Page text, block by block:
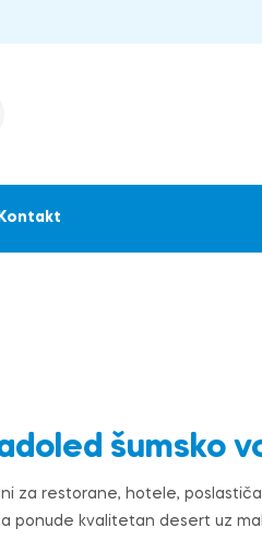
šumsko
za restorane, hotele,
ponude kvalitetan desert uz